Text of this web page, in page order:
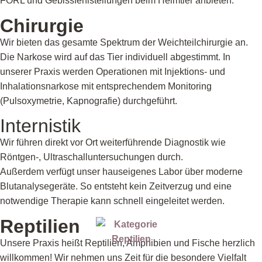
Chirurgie
Wir bieten das gesamte Spektrum der Weichteilchirurgie an.
Die Narkose wird auf das Tier individuell abgestimmt. In
unserer Praxis werden Operationen mit Injektions- und
Inhalationsnarkose mit entsprechendem Monitoring
(Pulsoxymetrie, Kapnografie) durchgeführt.
Internistik
Wir führen direkt vor Ort weiterführende Diagnostik wie
Röntgen-, Ultraschalluntersuchungen durch.
Außerdem verfügt unser hauseigenes Labor über moderne
Blutanalysegeräte. So entsteht kein Zeitverzug und eine
notwendige Therapie kann schnell eingeleitet werden.
Reptilien
Unsere Praxis heißt Reptilien, Amphibien und Fische herzlich
willkommen! Wir nehmen uns Zeit für die besondere Vielfalt